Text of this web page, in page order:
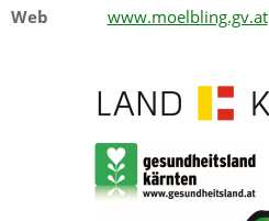
Web
www.moelbling.gv.at